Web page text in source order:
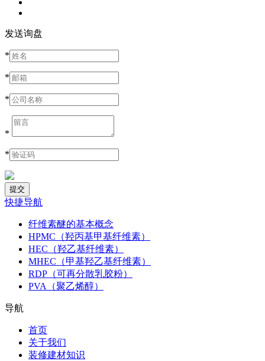
发送询盘
*
*
*
*
*
快捷导航
纤维素醚的基本概念
HPMC（羟丙基甲基纤维素）
HEC（羟乙基纤维素）
MHEC（甲基羟乙基纤维素）
RDP（可再分散乳胶粉）
PVA（聚乙烯醇）
导航
首页
关于我们
装修建材知识